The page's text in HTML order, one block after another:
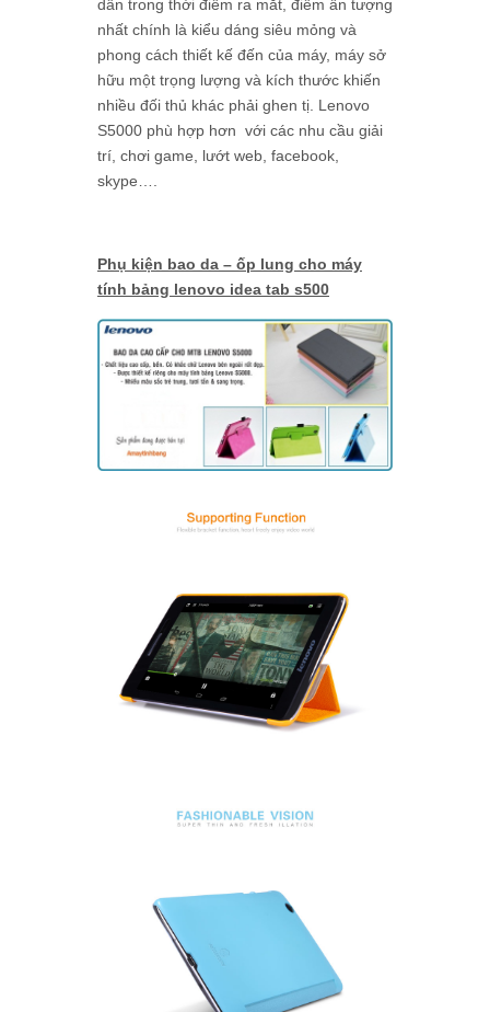
dẫn trong thời điểm ra mắt, điểm ấn tượng
nhất chính là kiểu dáng siêu mỏng và
phong cách thiết kế đến của máy, máy sở
hữu một trọng lượng và kích thước khiến
nhiều đối thủ khác phải ghen tị. Lenovo
S5000 phù hợp hơn với các nhu cầu giải
trí, chơi game, lướt web, facebook,
skype….
Phụ kiện bao da – ốp lung cho máy
tính bảng lenovo idea tab s500